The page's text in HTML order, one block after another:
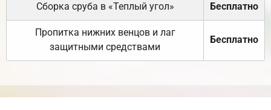
Сборка сруба в «Теплый угол» Бесплатно
Пропитка нижних венцов и лаг
защитными средствами
Бесплатно